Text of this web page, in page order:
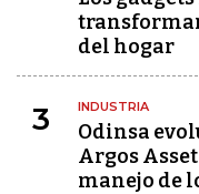
del hogar
3 INDUSTRIA
Odinsa
Argos
manejo de